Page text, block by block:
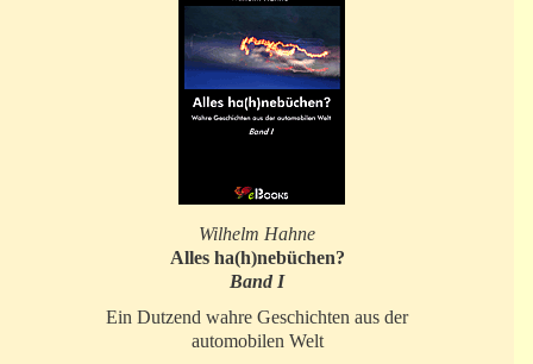
Wilhelm Hahne
Alles ha(h)nebüchen?
Band I
Ein Dutzend wahre Geschichten aus der
automobilen Welt